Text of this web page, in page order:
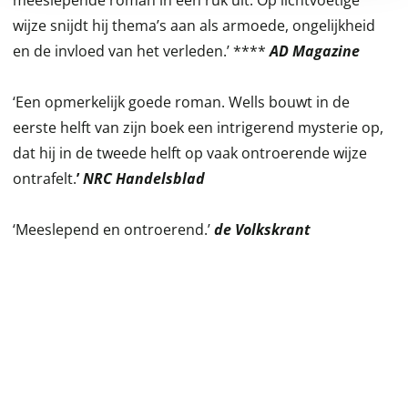
wijze snijdt hij thema’s aan als armoede, ongelijkheid
en de invloed van het verleden.’ ****AD Magazine
‘Een opmerkelijk goede roman. Wells bouwt in de
eerste helft van zijn boek een intrigerend mysterie op,
dat hij in de tweede helft op vaak ontroerende wijze
ontrafelt.’NRC Handelsblad
‘Meeslepend en ontroerend.’de Volkskrant